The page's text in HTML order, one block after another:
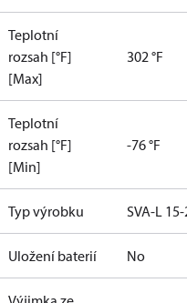
Teplotní
rozsah [°F]
[Max]
302 °F
Teplotní
rozsah [°F]
[Min]
-76 °F
Typ výrobku SVA-L
Uložení baterií No